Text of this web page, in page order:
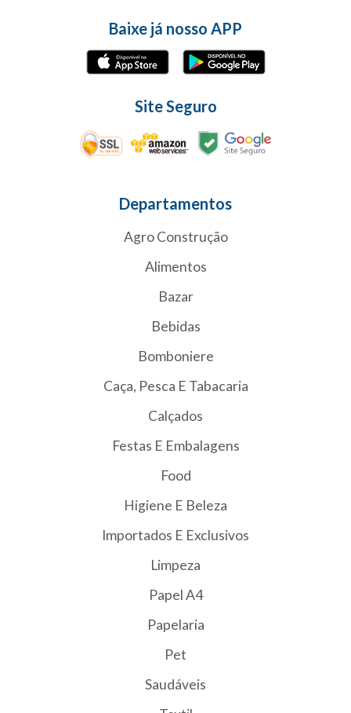
Baixe já nosso APP
Site Seguro
Departamentos
Agro Construção
Alimentos
Bazar
Bebidas
Bomboniere
Caça, Pesca E Tabacaria
Calçados
Festas E Embalagens
Food
Higiene E Beleza
Importados E Exclusivos
Limpeza
Papel A4
Papelaria
Pet
Saudáveis